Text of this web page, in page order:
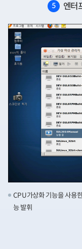
5 엔터
CPU가상화 기능을 사용
능 발휘